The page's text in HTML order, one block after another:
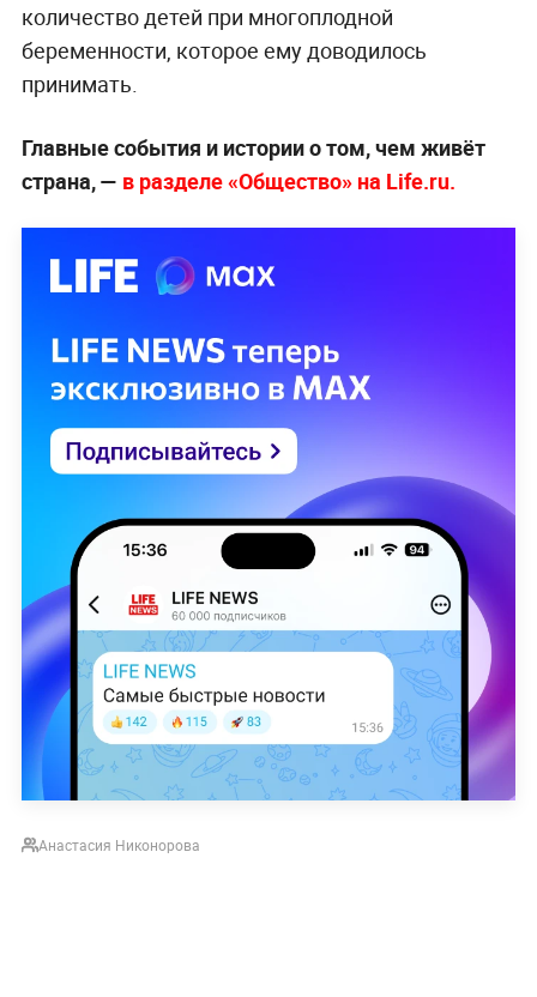
количество детей при многоплодной
беременности, которое ему доводилось
принимать.
Главные события и истории о том, чем живёт
страна, — в разделе «Общество» на Life.ru.
Анастасия Никонорова